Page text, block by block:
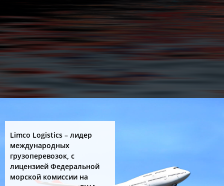
Limco Logistics – лидер
международных
грузоперевозок, c
лицензией Федеральной
морской комиссии на